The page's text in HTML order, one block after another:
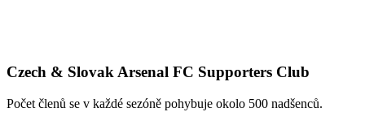
Czech & Slovak Arsenal FC Supporters Club
Počet členů se v každé sezóně pohybuje okolo 500 nadšenců.